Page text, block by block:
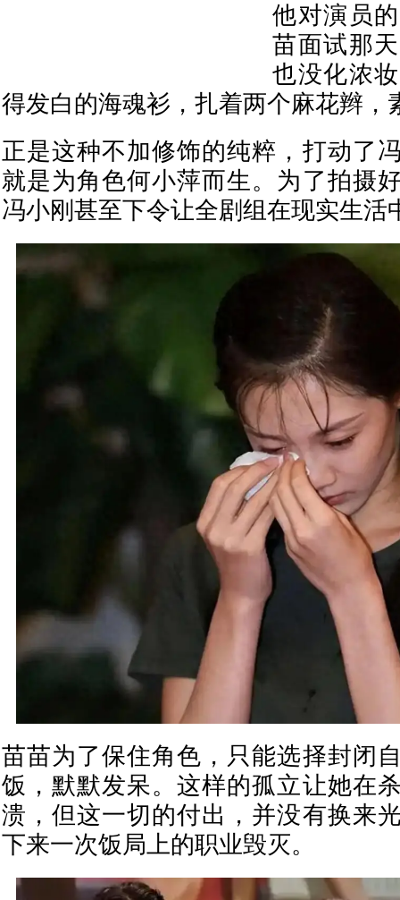
他对演员
苗面试那
也没化浓
得发白的海魂衫，扎着两个麻花辫，
正是这种不加修饰的纯粹，打动了
就是为角色何小萍而生。为了拍摄
冯小刚甚至下令让全剧组在现实生活
苗苗为了保住角色，只能选择封闭
饭，默默发呆。这样的孤立让她在
溃，但这一切的付出，并没有换来
下来一次饭局上的职业毁灭。